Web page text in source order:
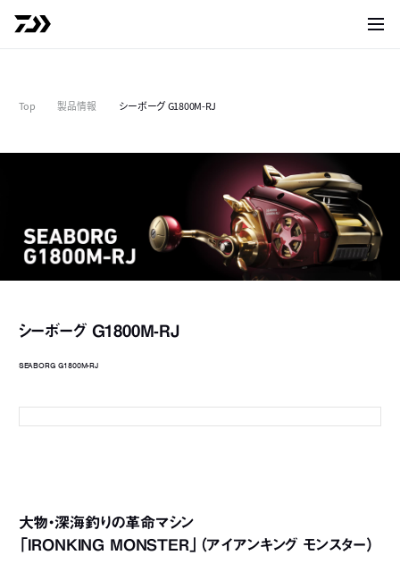
サイ
Top 製品情報 シーボーグ G1800M-RJ
シーボーグ G1800M-RJ
SEABORG G1800M-RJ
大物・深海釣りの革命マシン
「IRONKING MONSTER」（アイアンキング モンスター）